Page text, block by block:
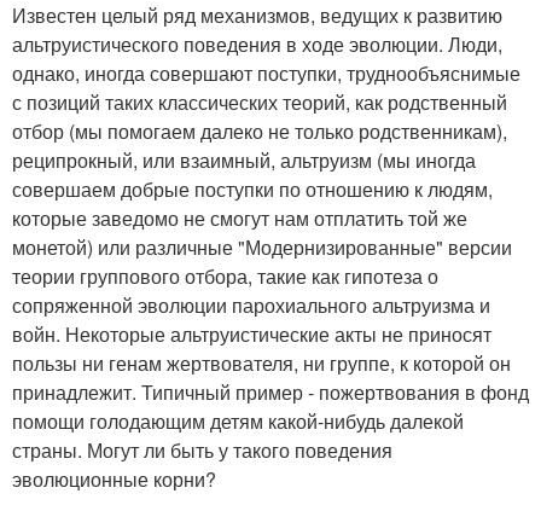
Известен целый ряд механизмов, ведущих к развитию
альтруистического поведения в ходе эволюции. Люди,
однако, иногда совершают поступки, труднообъяснимые
с позиций таких классических теорий, как родственный
отбор (мы помогаем далеко не только родственникам),
реципрокный, или взаимный, альтруизм (мы иногда
совершаем добрые поступки по отношению к людям,
которые заведомо не смогут нам отплатить той же
монетой) или различные "Модернизированные" версии
теории группового отбора, такие как гипотеза о
сопряженной эволюции парохиального альтруизма и
войн. Некоторые альтруистические акты не приносят
пользы ни генам жертвователя, ни группе, к которой он
принадлежит. Типичный пример - пожертвования в фонд
помощи голодающим детям какой-нибудь далекой
страны. Могут ли быть у такого поведения
эволюционные корни?